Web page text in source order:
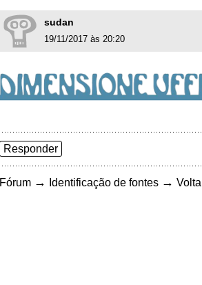
sudan
19/11/2017 às 20:20
Responder
Fórum → Identificação de fontes →